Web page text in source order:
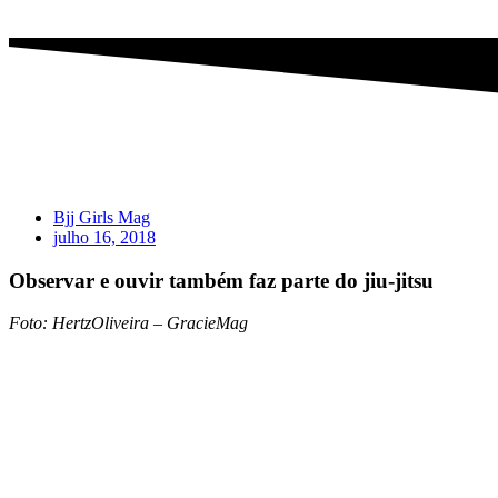
Bjj Girls Mag
julho 16, 2018
Observar e ouvir também faz parte do jiu-jitsu
Foto: HertzOliveira – GracieMag